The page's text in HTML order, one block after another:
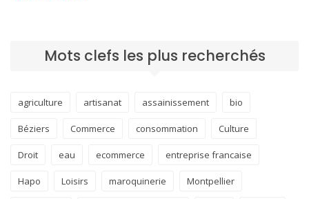
Mots clefs les plus recherchés
agriculture artisanat assainissement bio
Béziers Commerce consommation Culture
Droit eau ecommerce entreprise francaise
Hapo Loisirs maroquinerie Montpellier